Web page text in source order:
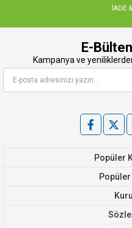
İADE
E-
Kampanya ve
Popüler